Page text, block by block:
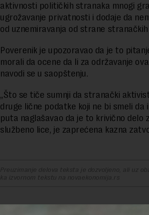
aktivnosti političkih stranaka mnogi
ugrožavanje privatnosti i dodaje da
od uznemiravanja od strane
Poverenik je upozoravao da je to
morali da ocene da li za održavanje
navodi se u saopštenju.
„Što se tiče sumnji da stranački
druge lične podatke koji ne bi smeli da
puta naglašavao da je to krivično delo
službeno lice, je zaprećena kazna
Preuzimanje delova teksta je dozvoljeno, ali uz
ka izvornom tekstu na novaekonomija.rs